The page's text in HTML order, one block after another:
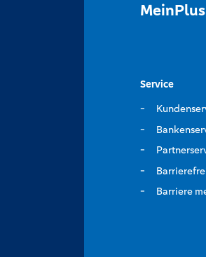
Service
Barriere